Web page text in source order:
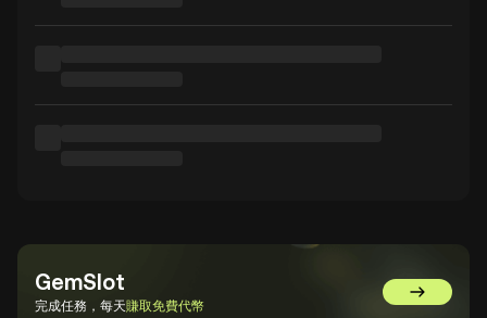
GemSlot
完成任務，每天賺取免費代幣 前往